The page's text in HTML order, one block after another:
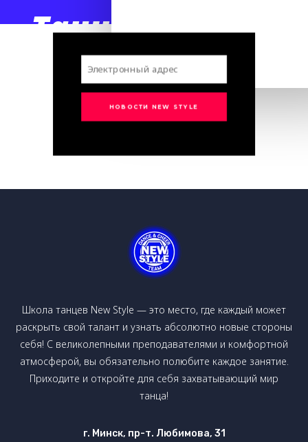
Танцуй
с Нами’’
НОВОСТИ NEW STYLE
Школа танцев New Style — это место, где каждый может
раскрыть свой талант и узнать абсолютно новые стороны
себя! С великолепными преподавателями и комфортной
атмосферой, вы обязательно полюбите каждое занятие.
Приходите и откройте для себя захватывающий мир
танца!
г. Минск, пр-т. Любимова, 31